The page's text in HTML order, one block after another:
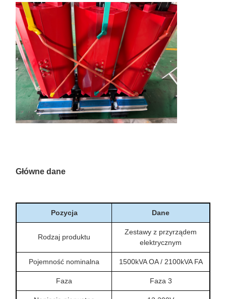
Główne dane
Pozycja Dane
Rodzaj produktu
Zestawy z przyrządem
elektrycznym
Pojemność nominalna 1500kVA OA / 2100kVA FA
Faza Faza 3